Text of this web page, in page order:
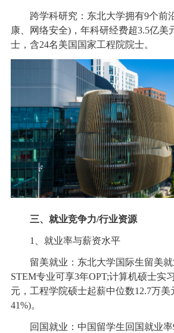
跨学科研究：东北大学拥有9个前
康、网络安全)，年科研经费超3.5亿美
士，含24名美国国家工程院院士。
三、就业竞争力/行业资源
1、就业率与薪资水平
留美就业：东北大学国际生留美就
STEM专业可享3年OPT;计算机硕士实
元，工程学院硕士起薪中位数12.7万美
41%)。
回国就业：中国留学生回国就业率